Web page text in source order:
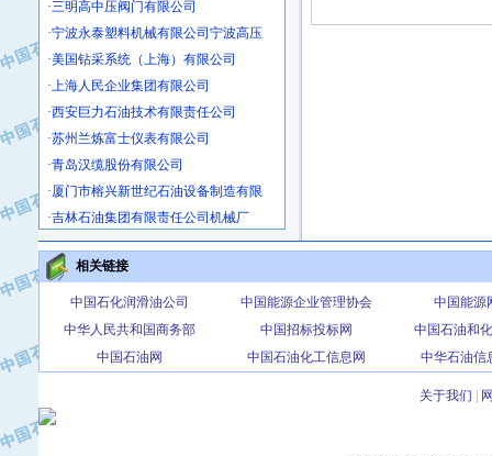
·宁波永泰塑料机械有限公司宁波高压
·美国钻采系统（上海）有限公司
·上海人民企业集团有限公司
·西安巨力石油技术有限责任公司
·苏州兰炼富士仪表有限公司
·青岛汉缆股份有限公司
·厦门市榕兴新世纪石油设备制造有限
·吉林石油集团有限责任公司机械厂
·大港油田集团中成机械制造有限公司
·承德司达石油装备开发公司
·大港油田集团中成机械制造有限公司
·四川明星电缆有限公司
·中国石油大庆石油化工总厂
·北京三盈联合石油技术有限公司
·北京长空工业有限公司
相关链接
中国石化润滑油公司 中国能源企业管理协会
中国能源
中华人民共和国商务部
中国招标投标网
中国石油和
中国石油网
中国石油化工信息网 中华石油信
关于我们